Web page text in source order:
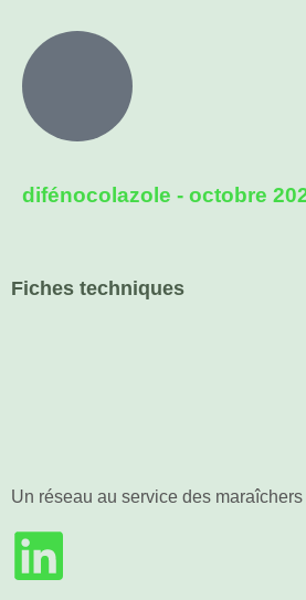
difénocolazole - octobre
Fiches techniques
Un réseau au service des maraîchers